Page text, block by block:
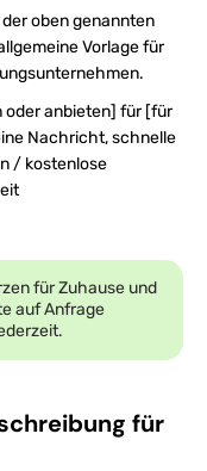
oben genannten
Vorlage für
oder anbieten] für [für
Nachricht, schnelle
/ kostenlose
für Zuhause und
auf Anfrage
für